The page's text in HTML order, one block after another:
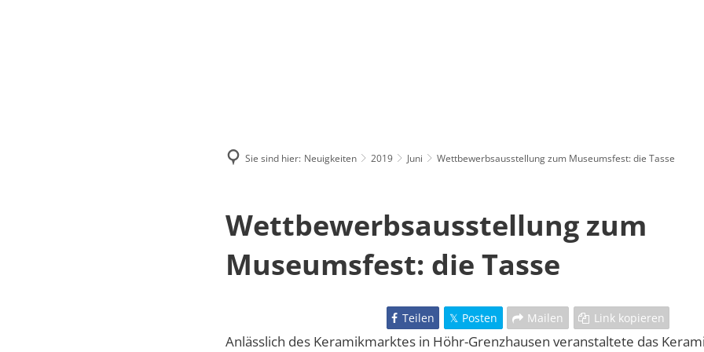
Sie sind hier: Neuigkeiten 2019 Juni Wettbewerbsausstellung zum Museumsfest: die Tasse
Wettbewerbsausstellung zum
Museumsfest: die Tasse
Teilen Posten Mailen Link kopieren
Anlässlich des Keramikmarktes in Höhr-Grenzhausen veranstaltete das